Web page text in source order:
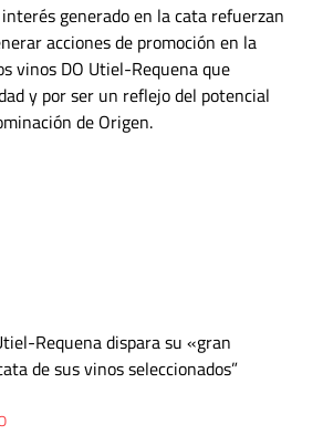
generado en la cata refuerzan
acciones de promoción en la
vinos DO Utiel-Requena que
y por ser un reflejo del potencial
de Origen.
Requena dispara su «gran
de sus vinos seleccionados